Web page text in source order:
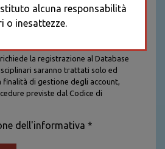
la registrazione al Database
saranno trattati solo ed
finalità di gestione degli account,
previste dal Codice di
le cautele richieste dalla legge e
la durata stabilita caso per caso
dell'informativa *
alcuna responsabilità
o inesattezze.